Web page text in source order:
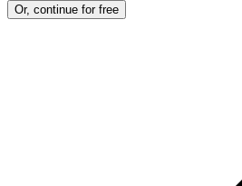
Or, continue for free